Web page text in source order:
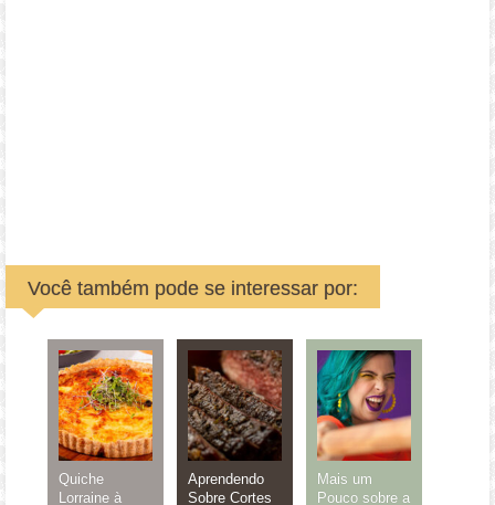
Você também pode se interessar por:
Quiche
Lorraine à
Aprendendo
Sobre Cortes
Mais um
Pouco sobre a